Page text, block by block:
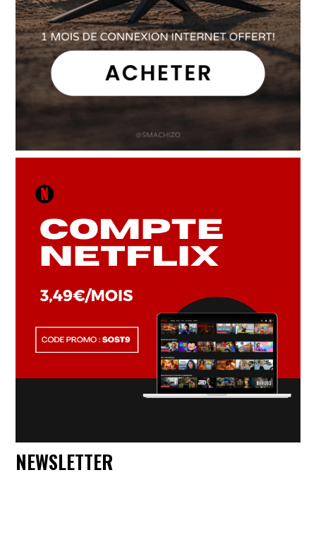
NEWSLETTER